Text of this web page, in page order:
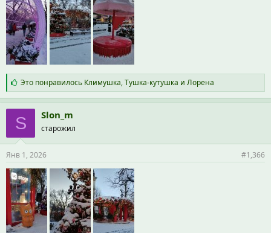
С
и
м
п
а
т
и
:
Это понравилось Климушка,Тушка-кутушка и Лорена
S Slon_m
старожил
Янв 1, 2026 #1,366